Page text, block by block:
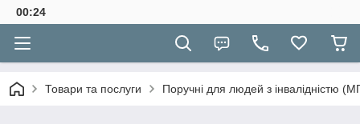
00:24
Товари та послуги Поручні для людей з інвалідністю